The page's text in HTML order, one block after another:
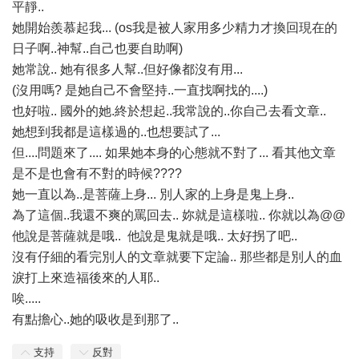
平靜..
她開始羨慕起我... (os我是被人家用多少精力才換回現在的
日子啊..神幫..自己也要自助啊)
她常說.. 她有很多人幫..但好像都沒有用...
(沒用嗎? 是她自己不會堅持..一直找啊找的....)
也好啦.. 國外的她.終於想起..我常說的..你自己去看文章..
她想到我都是這樣過的..也想要試了...
但....問題來了.... 如果她本身的心態就不對了... 看其他文章
是不是也會有不對的時候????
她一直以為..是菩薩上身... 別人家的上身是鬼上身..
為了這個..我還不爽的罵回去.. 妳就是這樣啦.. 你就以為@@
他說是菩薩就是哦.. 他說是鬼就是哦.. 太好拐了吧..
沒有仔細的看完別人的文章就要下定論.. 那些都是別人的血
淚打上來造福後來的人耶..
唉.....
有點擔心..她的吸收是到那了..
支持 反對